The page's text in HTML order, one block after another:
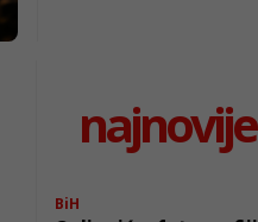
najnovije
BiH